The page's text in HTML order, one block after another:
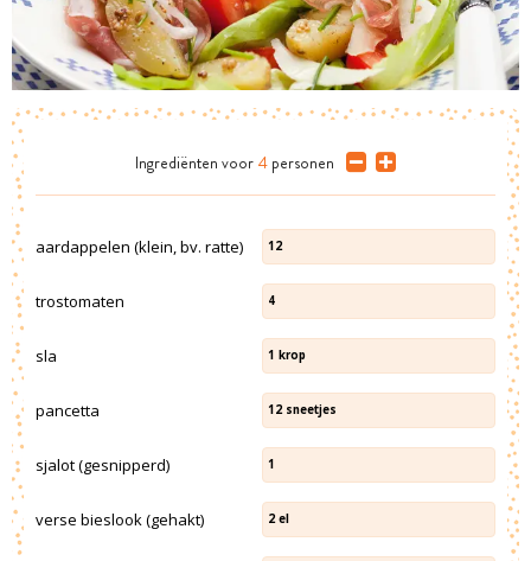
Ingrediënten voor 4 personen
aardappelen (klein, bv. ratte) 12
trostomaten 4
sla 1 krop
pancetta 12 sneetjes
sjalot (gesnipperd) 1
verse bieslook (gehakt) 2 el